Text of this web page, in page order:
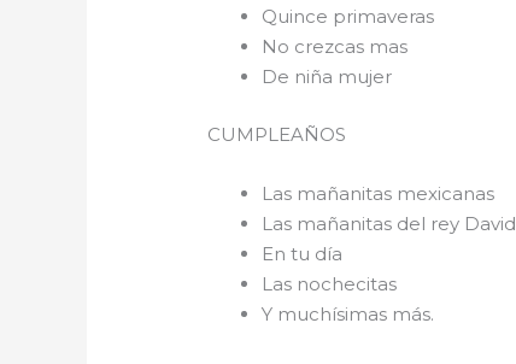
Quince primaveras
No crezcas mas
De niña mujer
CUMPLEAÑOS
Las mañanitas mexicanas
Las mañanitas del rey David
En tu día
Las nochecitas
Y muchísimas más.